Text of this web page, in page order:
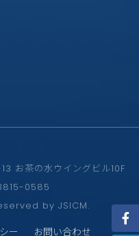
お茶の水ウイングビル10F
0585
by JSICM.
ー お問い合わせ